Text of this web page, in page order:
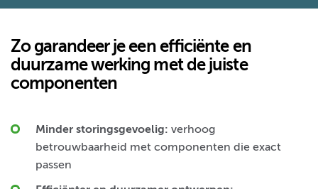
Zo garandeer je een efficiënte en
duurzame werking met de juiste
componenten
Minder storingsgevoelig: verhoog
betrouwbaarheid met componenten die exact
passen